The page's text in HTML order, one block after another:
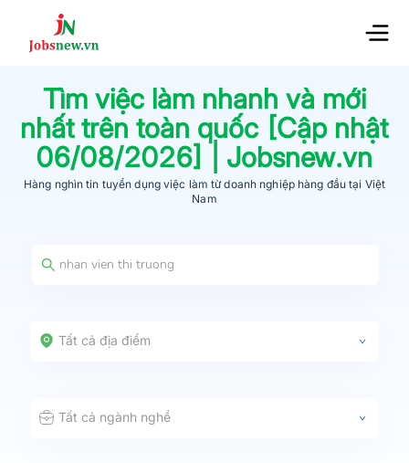
Tìm việc làm nhanh và mới
nhất trên toàn quốc [Cập nhật
06/08/2026] | Jobsnew.vn
Hàng nghìn tin tuyển dụng việc làm từdoanh nghiệp hàng đầu tại Việt
Nam
Tất cả địa điểm
Tất cả ngành nghề